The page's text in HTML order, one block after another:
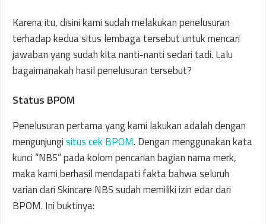
Karena itu, disini kami sudah melakukan penelusuran
terhadap kedua situs lembaga tersebut untuk mencari
jawaban yang sudah kita nanti-nanti sedari tadi. Lalu
bagaimanakah hasil penelusuran tersebut?
Status BPOM
Penelusuran pertama yang kami lakukan adalah dengan
mengunjungisitus cek BPOM. Dengan menggunakan kata
kunci “NBS” pada kolom pencarian bagian nama merk,
maka kami berhasil mendapati fakta bahwa seluruh
varian dari Skincare NBS sudah memiliki izin edar dari
BPOM. Ini buktinya: